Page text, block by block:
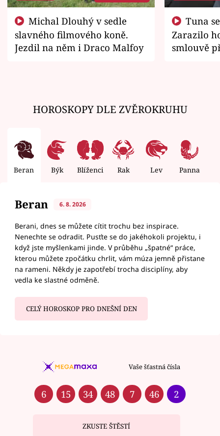
slavného filmového koně.
Jezdil na něm i Draco Malfoy
Zarazilo
smlouvě
HOROSKOPY DLE ZVĚROKRUHU
Beran Býk Blíženci Rak Lev Panna
Beran 6. 8. 2026
Berani, dnes se můžete cítit trochu bez inspirace.
Nenechte se odradit. Pusťte se do jakéhokoli projektu, i
když jste myšlenkami jinde. V průběhu „špatné“ práce,
kterou můžete zpočátku chrlit, vám múza jemně přistane
na rameni. Někdy je zapotřebí trocha disciplíny, aby
vedla ke slastné odměně.
CELÝ HOROSKOP PRO DNEŠNÍ DEN
Vaše šťastná čísla
6 15 34 48 7 46 2
ZKUSTE ŠTĚSTÍ